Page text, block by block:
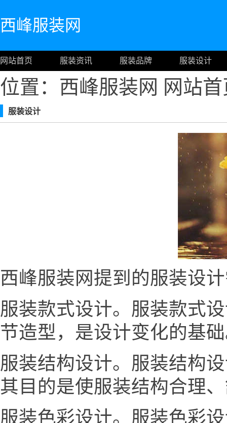
西峰服装网
网站首页 服装资讯 服装品牌 服装设计
位置：西峰服装网 网站
服装设计
西峰服装网提到的服装设
服装款式设计。服装款式
节造型，是设计变化的基
服装结构设计。服装结构
其目的是使服装结构合理
服装色彩设计。服装色彩